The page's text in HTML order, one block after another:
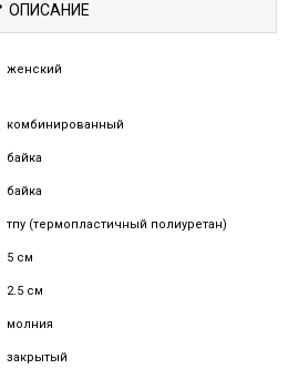
ОПИСАНИЕ
женский
комбинированный
байка
байка
тпу (термопластичный полиуретан)
5 см
2.5 см
молния
закрытый